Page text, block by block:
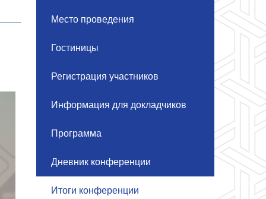
Место проведения
Гостиницы
Регистрация участников
Информация для докладчиков
Программа
Дневник конференции
Итоги конференции